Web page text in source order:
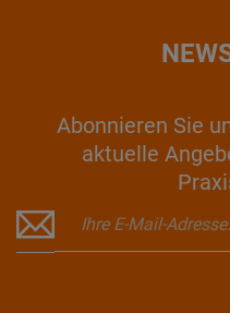
Abonnieren Sie
aktuelle